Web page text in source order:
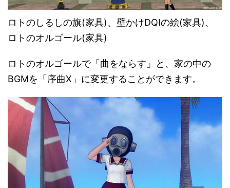
ロトのしるしの旗(家具)、壁かけDQⅠの絵(家具)、
ロトのオルゴール(家具)
ロトのオルゴールで「曲をならす」と、家の中の
BGMを「序曲X」に変更することができます。